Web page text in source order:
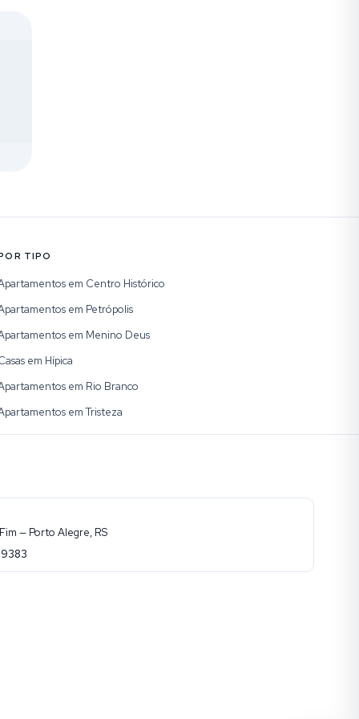
TIPO
em Centro Histórico
em Petrópolis
em Menino Deus
em Hípica
em Rio Branco
em Tristeza
— Porto Alegre, RS